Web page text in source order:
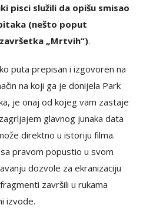
pisci služili da opišu smisao
(nešto poput
„Mrtvih“).
puta prepisan i izgovoren na
na koji ga je donijela Park
je onaj od kojeg vam zastaje
glavnog junaka data
direktno u istoriju filma.
pravom popustio u svom
dozvole za ekranizaciju
završili u rukama
izvode.